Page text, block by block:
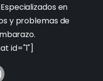
en
y problemas de
id="1"]